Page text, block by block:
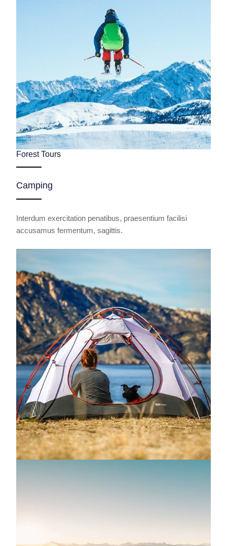
Forest Tours
Camping
Interdum exercitation penatibus, praesentium facilisi
accusamus fermentum, sagittis.